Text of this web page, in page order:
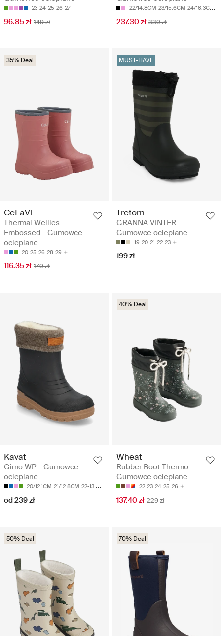
23 24 25 26 27
96.85 zł 149 zł
22/14.8CM 23/15.6CM 24/16.3CM
237.30 zł 339 zł
35% Deal
CeLaVi
Thermal Wellies -
Embossed - Gumowce
ocieplane
20 25 26 28 29
116.35 zł 179 zł
MUST-HAVE
Tretorn
GRÄNNA VINTER -
Gumowce ocieplane
19 20 21 22 23
199 zł
Kavat
Gimo WP - Gumowce
ocieplane
20/12.1CM 21/12.8CM 22-13.5CM 23-14.2CM 24-14.7CM
od 239 zł
40% Deal
Wheat
Rubber Boot Thermo -
Gumowce ocieplane
22 23 24 25 26
137.40 zł 229 zł
50% Deal 70% Deal